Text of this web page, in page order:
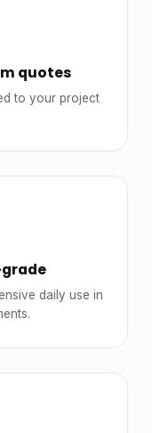
quotes
to your project
daily use in